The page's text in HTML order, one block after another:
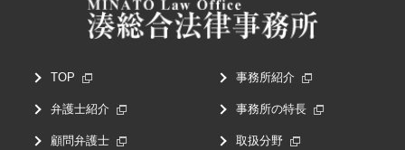
TOP 事務所紹介
弁護士紹介 事務所の特長
顧問弁護士 取扱分野